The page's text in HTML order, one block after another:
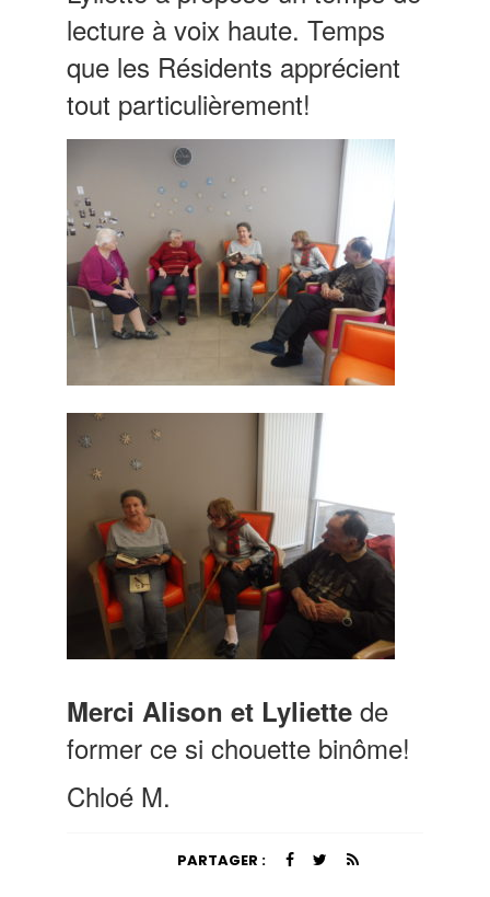
lecture à voix haute. Temps
que les Résidents apprécient
tout particulièrement!
Merci Alison et Lyliettede
former ce si chouette binôme!
Chloé M.
PARTAGER :